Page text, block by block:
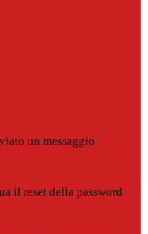
un messaggio
il reset della password